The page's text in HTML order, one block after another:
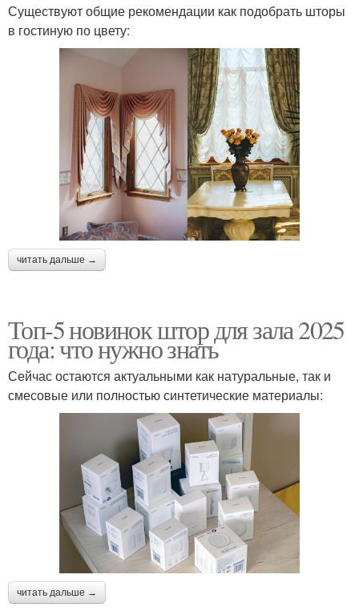
Существуют общие рекомендации как подобрать шторы
в гостиную по цвету:
читать дальше →
Топ-5 новинок штор для зала 2025
года: что нужно знать
Сейчас остаются актуальными как натуральные, так и
смесовые или полностью синтетические материалы:
читать дальше →